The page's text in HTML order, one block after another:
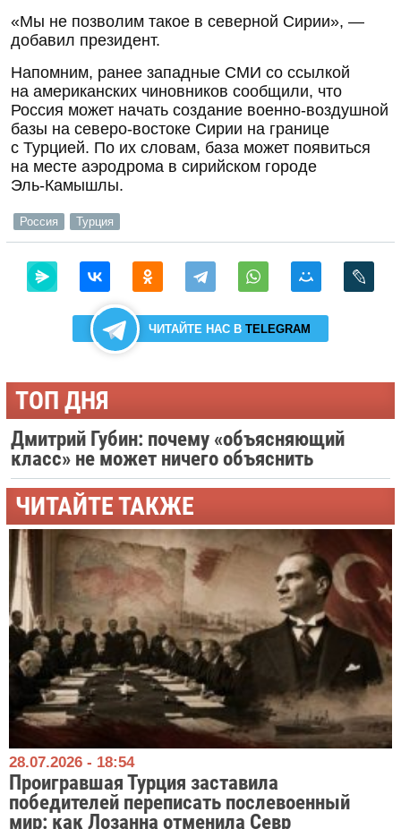
«Мы не позволим такое в северной Сирии», —
добавил президент.
Напомним, ранее западные СМИ со ссылкой
на американских чиновников сообщили, что
Россия может начать создание военно-воздушной
базы на северо-востоке Сирии на границе
с Турцией. По их словам, база может появиться
на месте аэродрома в сирийском городе
Эль-Камышлы.
Россия Турция
ЧИТАЙТЕ НАС В TELEGRAM
ТОП ДНЯ
Дмитрий Губин: почему «объясняющий
класс» не может ничего объяснить
ЧИТАЙТЕ ТАКЖЕ
28.07.2026 - 18:54
Проигравшая Турция заставила
победителей переписать послевоенный
мир: как Лозанна отменила Севр